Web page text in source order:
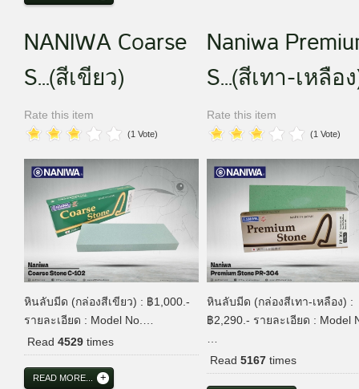
NANIWA Coarse
S...(สีเขียว)
Rate this item
(1 Vote)
หินลับมีด (กล่องสีเขียว) : ฿1,000.-
รายละเอียด : Model No.…
Read 4529 times
READ MORE...
Naniwa
S...(สีเทา-เหลือ
Rate this item
(1 Vote)
หินลับมีด (กล่องสีเทา-เหลือง) :
฿2,290.- รายละเอียด : Model
Read 5167times